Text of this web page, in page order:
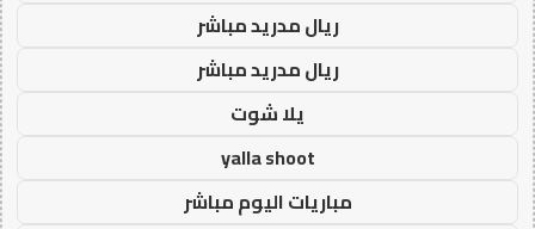
ريال مدريد مباشر
ريال مدريد مباشر
يلا شوت
yalla shoot
مباريات اليوم مباشر